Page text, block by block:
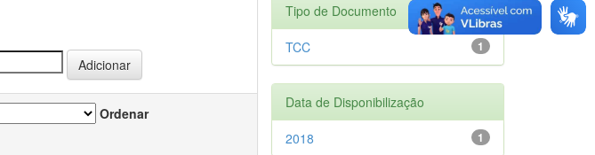
Ordenar
Tipo de Documento
1
TCC
Data de Disponibilização
1
2018